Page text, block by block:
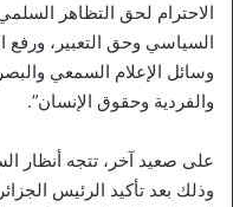
الاحترام لحق التظاهر
السياسي وحق التعبير، ورفع
وسائل الإعلام السمعي
والفردية وحقوق الإنسان”.
على صعيد آخر، تتجه أنظار
وذلك بعد تأكيد الرئيس